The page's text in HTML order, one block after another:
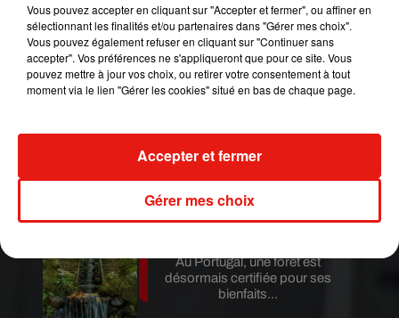
Au Guatemala, le volcan de
Fuego entre en éruption
Benny Blanco invite Selena
Gomez et Becky G sur son
nouveau single
Au Portugal, une forêt est
désormais certifiée pour ses
bienfaits...
Vous pouvez accepter en cliquant sur "Accepter et fermer", ou affiner en
sélectionnant les finalités et/ou partenaires dans "Gérer mes choix".
Vous pouvez également refuser en cliquant sur "Continuer sans
accepter". Vos préférences ne s'appliqueront que pour ce site. Vous
pouvez mettre à jour vos choix, ou retirer votre consentement à tout
moment via le lien "Gérer les cookies" situé en bas de chaque page.
Gérer mes choix
Accepter et fermer